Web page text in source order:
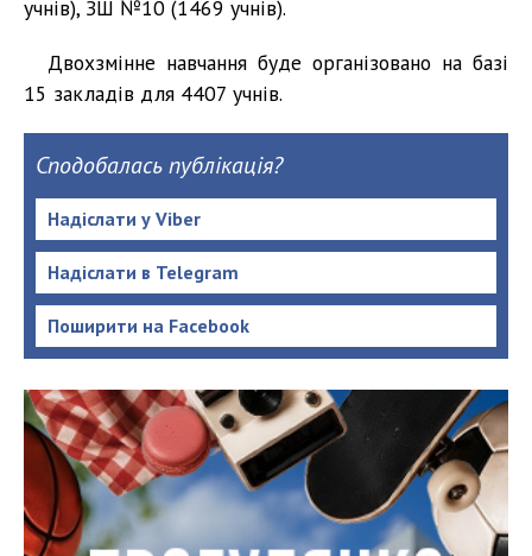
учнів), ЗШ №10 (1469 учнів).
Двохзмінне навчання буде організовано на базі
15 закладів для 4407 учнів.
Сподобалась публікація?
Надіслати у Viber
Надіслати в Telegram
Поширити на Facebook